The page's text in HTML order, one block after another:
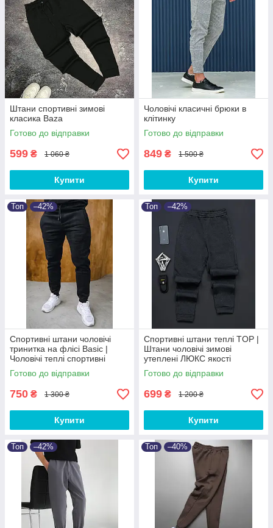
Штани спортивні зимові
класика Baza
Готово до відправки
599 ₴ 1 060 ₴
Купити
Чоловічі класичні брюки в
клітинку
Готово до відправки
849 ₴ 1 500 ₴
Купити
Топ –42%
Спортивні штани чоловічі
тринитка на флісі Basic |
Чоловічі теплі спортивні
штани від XS до 3XL
Готово до відправки
750 ₴ 1 300 ₴
Купити
Топ –42%
Спортивні штани теплі TOP |
Штани чоловічі зимові
утеплені ЛЮКС якості
Готово до відправки
699 ₴ 1 200 ₴
Купити
Топ –42% Топ –40%